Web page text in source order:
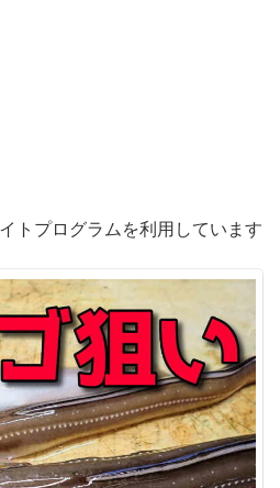
トプログラムを利用しています